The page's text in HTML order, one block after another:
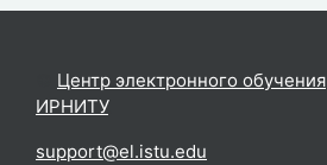
Центр электронного обучения
ИРНИТУ.
support@el.istu.edu